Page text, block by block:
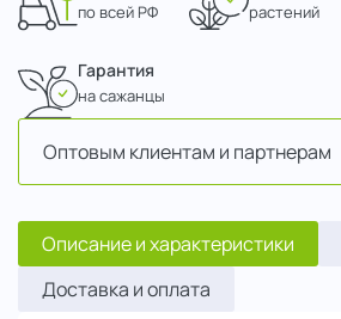
по всей РФ растений
Гарантия
на сажанцы
Оптовым клиентам и партнерам
Описание и характеристики
Доставка и оплата